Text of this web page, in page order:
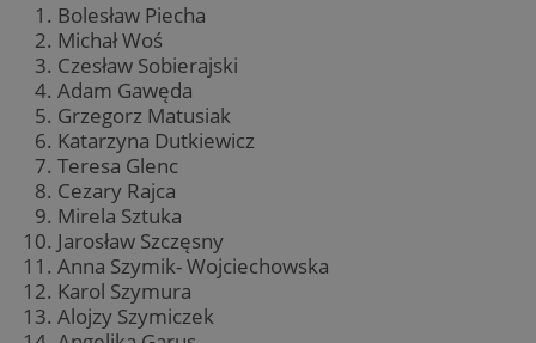
Bolesław Piecha
Michał Woś
Czesław Sobierajski
Adam Gawęda
Grzegorz Matusiak
Katarzyna Dutkiewicz
Teresa Glenc
Cezary Rajca
Mirela Sztuka
Jarosław Szczęsny
Anna Szymik- Wojciechowska
Karol Szymura
Alojzy Szymiczek